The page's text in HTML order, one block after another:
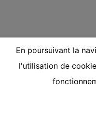
En poursuivant la
l'utilisation de